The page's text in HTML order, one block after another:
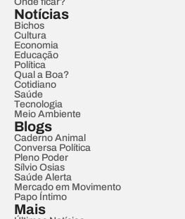
Notícias
Bichos
Cultura
Economia
Educação
Política
Qual a Boa?
Cotidiano
Saúde
Tecnologia
Meio Ambiente
Blogs
Caderno Animal
Conversa Política
Pleno Poder
Sílvio Osias
Saúde Alerta
Mercado em Movimento
Papo Íntimo
Mais